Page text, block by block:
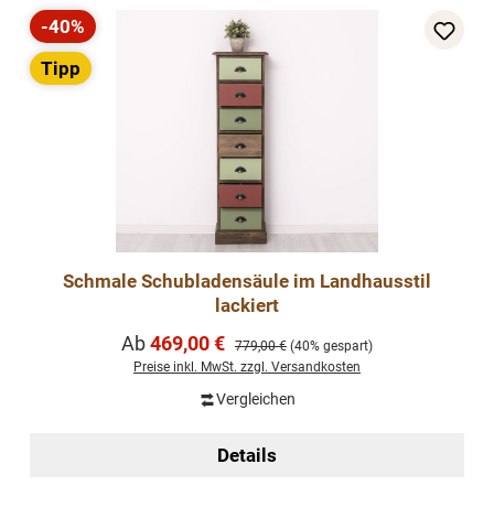
Rabatt
-40%
Tipp
Schmale Schubladensäule im Landhausstil
lackiert
Verkaufspreis:
Ab469,00 € Regulärer Preis:
779,00 € (40% gespart)
Preise inkl. MwSt. zzgl. Versandkosten
Vergleichen
Details